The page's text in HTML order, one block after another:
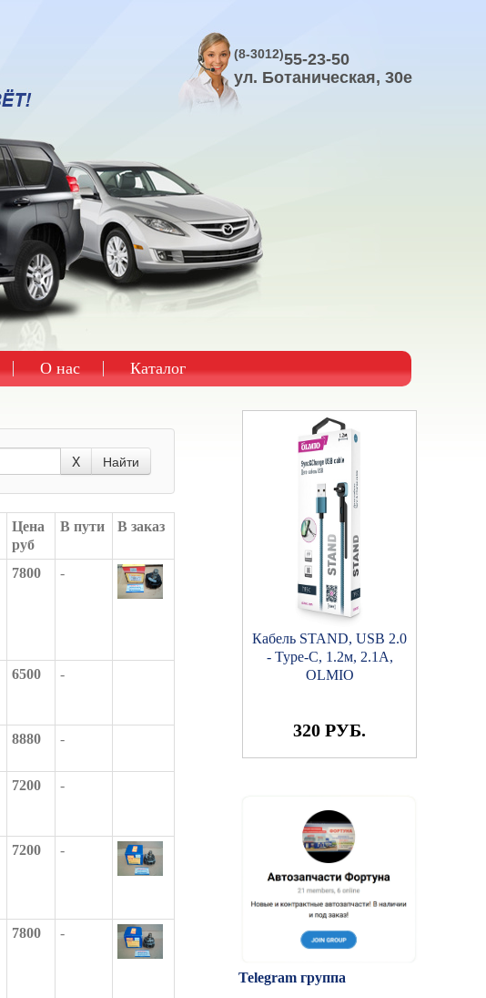
(8-3012)55-23-50
ул. Ботаническая, 30е
О нас Каталог
X Найти
Цена
руб
В пути В заказ
7800 -
6500 -
8880 -
7200 -
7200 -
7800 -
Кабель STAND, USB 2.0
- Type-C, 1.2м, 2.1A,
OLMIO
320 РУБ.
Telegram группа